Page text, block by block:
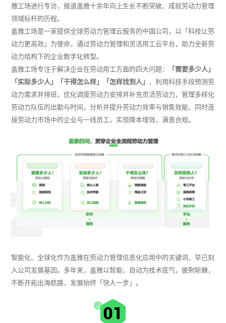
雅工场进行专访，报道盖雅十余年向上生长不断突破、成就劳动力管理
领域标杆的历程。
盖雅工场是一家提供全球劳动力管理云服务的中国公司，以「科技让劳
动力更高效」为使命，通过劳动力管理和灵活用工云平台，助力全新劳
动力结构下的企业数字化转型。
盖雅工场专注于解决企业在劳动用工方面的四大问题：
「需要多少人」
「实际多少人」「干得怎么样」「怎样找到人」
，利用科技手段预测劳
动力需求并排班，优化调度劳动力安排并补充灵活劳动力，管理多样化
劳动力队伍的出勤与时间，分析并提升劳动力效率与销售效能，同时连
接劳动力市场中的企业与一线员工，实现降本增效、满意合规。
智能化、全球化作为盖雅在劳动力管理信息化应用中的关键词，早已刻
入公司发展基因。多年来，盖雅以智能、自动为技术底气，披荆斩棘，
不断开拓出海航路，发展始终「快人一步」。